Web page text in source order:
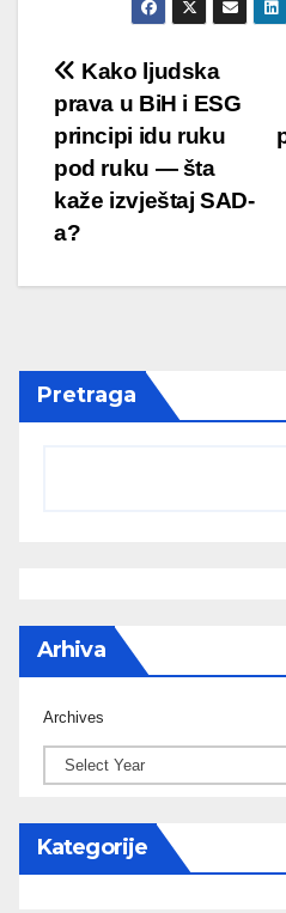
Post
navigation
Kako ljudska
prava u BiH i ESG
principi idu ruku
pod ruku — šta
kaže izvještaj SAD-
a?
Pretraga
Arhiva
Archives
Kategorije